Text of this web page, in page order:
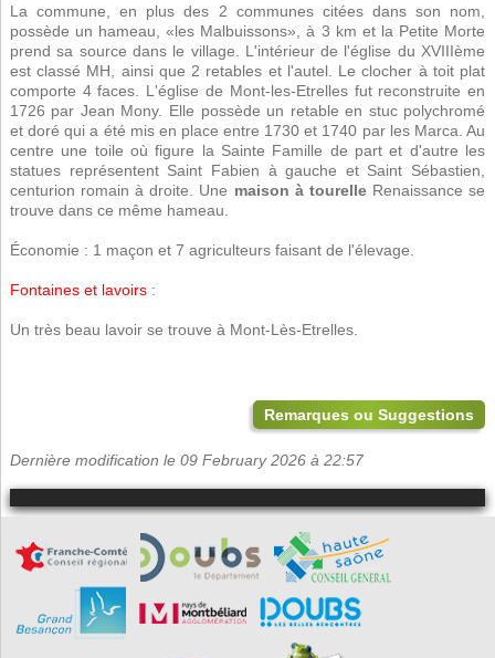
La commune, en plus des 2 communes citées dans son nom,
possède un hameau, «les Malbuissons», à 3 km et la Petite Morte
prend sa source dans le village. L'intérieur de l'église du XVIIIème
est classé MH, ainsi que 2 retables et l'autel. Le clocher à toit plat
comporte 4 faces. L'église de Mont-les-Etrelles fut reconstruite en
1726 par Jean Mony. Elle possède un retable en stuc polychromé
et doré qui a été mis en place entre 1730 et 1740 par les Marca. Au
centre une toile où figure la Sainte Famille de part et d'autre les
statues représentent Saint Fabien à gauche et Saint Sébastien,
centurion romain à droite. Une maison à tourelle Renaissance se
trouve dans ce même hameau.
Économie : 1 maçon et 7 agriculteurs faisant de l'élevage.
Fontaines et lavoirs:
Un très beau lavoir se trouve à Mont-Lès-Etrelles.
Remarques ou Suggestions
Dernière modification le 09 February 2026 à 22:57